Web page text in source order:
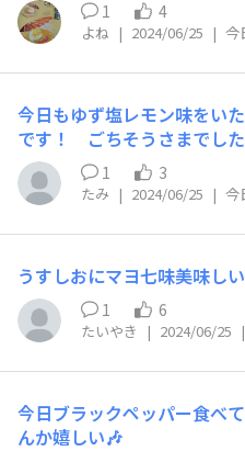
ょっぱくて濃厚な味わいを
い。 味を考える際に、以下に気を付けてください。 堅あ
の方に、ポテトチップスの
もらえること（×あんこ、キ
ろ）発売を念頭におくこと（
っそく希望が実現してて嬉しい😆😆😆 食
ので条件に合う”名称“を考え中です！ み
が食べたいですか？？？
1 4
よね | 2024/06/25 | 今
今日もゆず塩レモン味をい
です！ ごちそうさまでした
1 3
たみ | 2024/06/25 | 今
うすしおにマヨ七味美味し
1 6
たいやき | 2024/06/25 |
今日ブラックペッパー食べ
んか嬉しい🎶